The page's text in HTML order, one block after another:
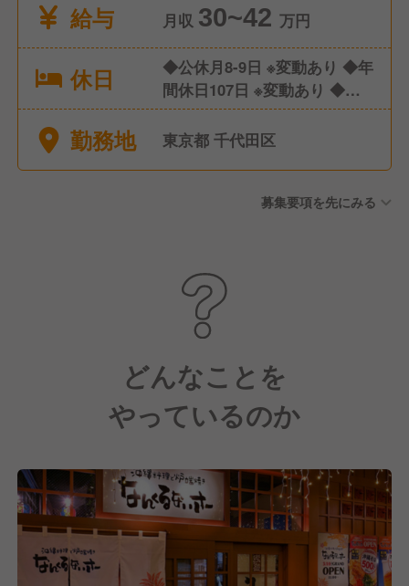
給与
月収 30~42 万円
休日
◆公休月8-9日 ※変動あり ◆年
間休日107日 ※変動あり ◆有
給休暇 ◆産休/育休 ◆介護休
暇
勤務地 東京都 千代田区
募集要項を先にみる
どんなことを
やっているのか